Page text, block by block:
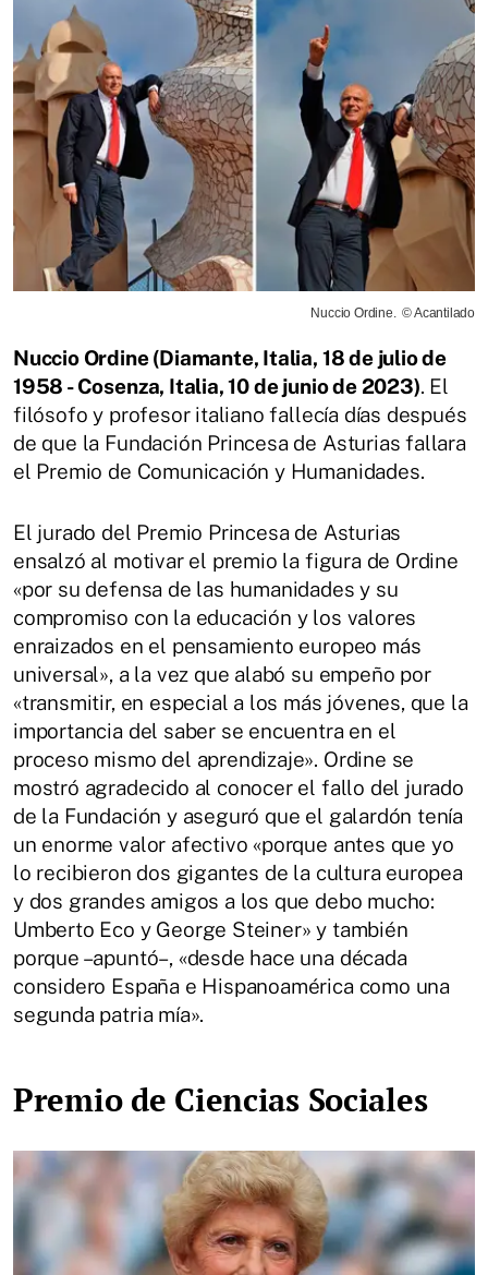
Nuccio Ordine. © Acantilado
Nuccio Ordine (Diamante, Italia, 18 de julio de
1958 - Cosenza, Italia, 10 de junio de 2023). El
filósofo y profesor italiano fallecía días después
de que la Fundación Princesa de Asturias fallara
el Premio de Comunicación y Humanidades.
El jurado del Premio Princesa de Asturias
ensalzó al motivar el premio la figura de Ordine
«por su defensa de las humanidades y su
compromiso con la educación y los valores
enraizados en el pensamiento europeo más
universal», a la vez que alabó su empeño por
«transmitir, en especial a los más jóvenes, que la
importancia del saber se encuentra en el
proceso mismo del aprendizaje». Ordine se
mostró agradecido al conocer el fallo del jurado
de la Fundación y aseguró que el galardón tenía
un enorme valor afectivo «porque antes que yo
lo recibieron dos gigantes de la cultura europea
y dos grandes amigos a los que debo mucho:
Umberto Eco y George Steiner» y también
porque –apuntó–, «desde hace una década
considero España e Hispanoamérica como una
segunda patria mía».
Premio de Ciencias Sociales